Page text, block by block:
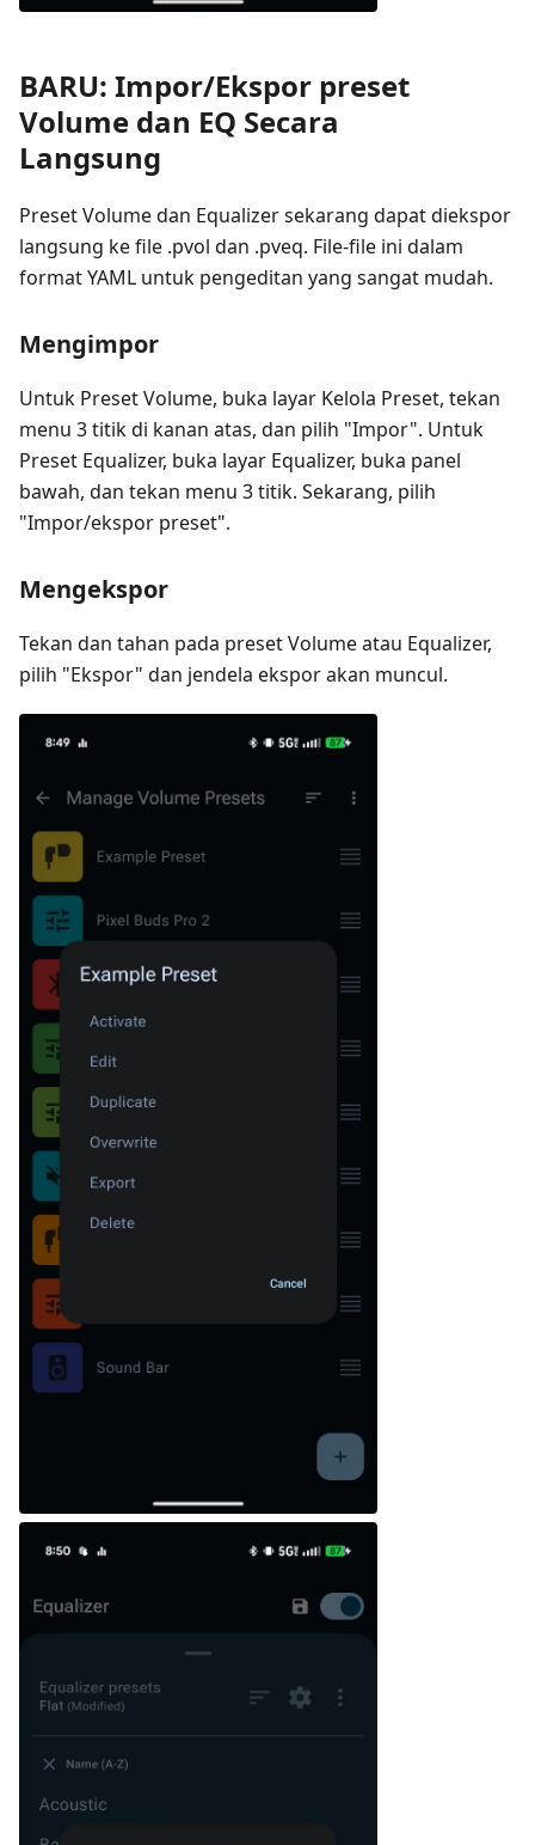
BARU: Impor/Ekspor preset
Volume dan EQ Secara
Langsung
Preset Volume dan Equalizer sekarang dapat diekspor
langsung ke file .pvol dan .pveq. File-file ini dalam
format YAML untuk pengeditan yang sangat mudah.
Mengimpor
Untuk Preset Volume, buka layar Kelola Preset, tekan
menu 3 titik di kanan atas, dan pilih "Impor". Untuk
Preset Equalizer, buka layar Equalizer, buka panel
bawah, dan tekan menu 3 titik. Sekarang, pilih
"Impor/ekspor preset".
Mengekspor
Tekan dan tahan pada preset Volume atau Equalizer,
pilih "Ekspor" dan jendela ekspor akan muncul.